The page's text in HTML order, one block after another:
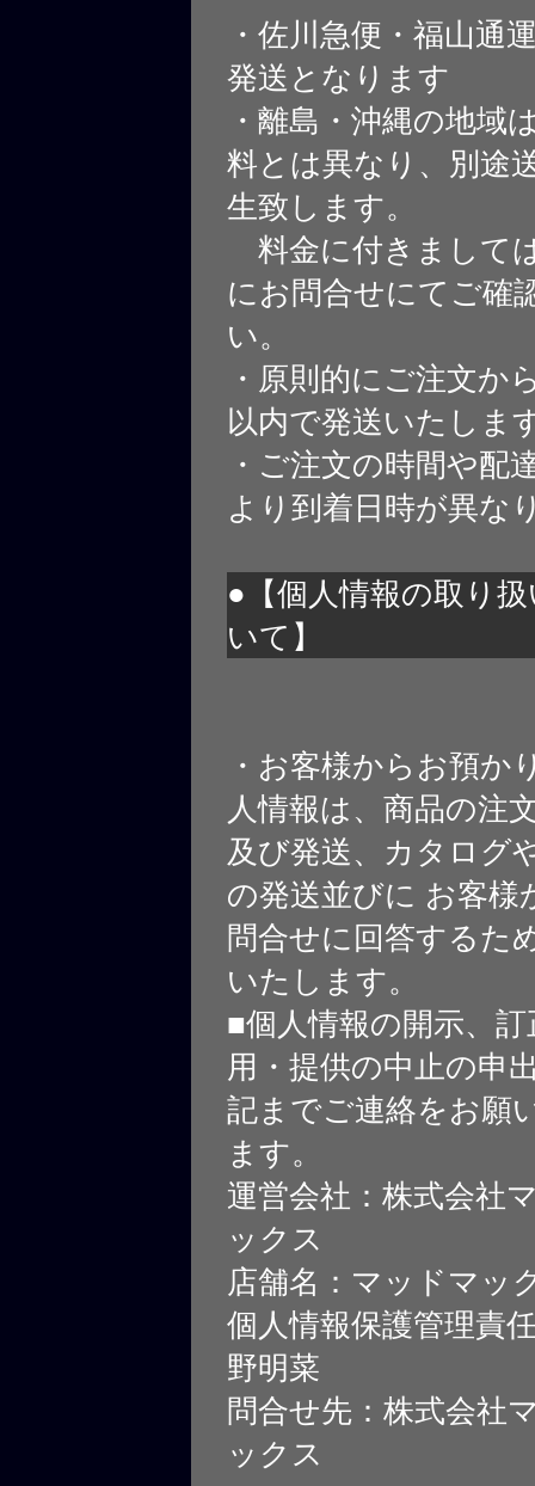
・佐川急便・福山通
発送となります
・離島・沖縄の地域
料とは異なり、別途
生致します。
料金に付きまして
にお問合せにてご確
い。
・原則的にご注文か
以内で発送いたしま
・ご注文の時間や配
より到着日時が異な
●【個人情報の取り
いて】
・お客様からお預か
人情報は、商品の注
及び発送、カタログ
の発送並びに お客様
問合せに回答するた
いたします。
■個人情報の開示、
用・提供の中止の申
記までご連絡をお願
ます。
運営会社：株式会社
ックス
店舗名：マッドマッ
個人情報保護管理責
野明菜
問合せ先：株式会社
ックス